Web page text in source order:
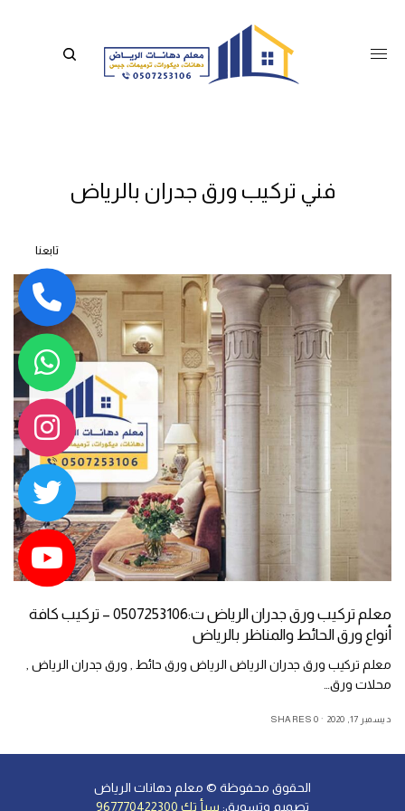
فني تركيب ورق جدران بالرياض
معلم تركيب ورق جدران الرياض ت:0507253106 – تركيب كافة
أنواع ورق الحائط والمناظر بالرياض
معلم تركيب ورق جدران الرياض الرياض ورق حائط , ورق جدران الرياض ,
محلات ورق…
ديسمبر 17, 2020 0 SHARES
الحقوق محفوظة © معلم دهانات الرياض
تصميم وتسويق: سبأ تك 967770422300
تابعنا